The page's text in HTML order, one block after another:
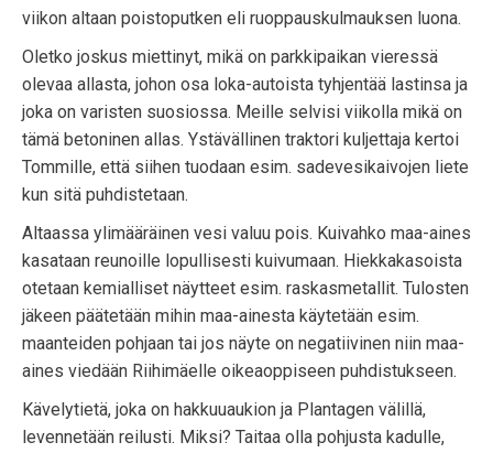
viikon altaan poistoputken eli ruoppauskulmauksen luona.
Oletko joskus miettinyt, mikä on parkkipaikan vieressä
olevaa allasta, johon osa loka-autoista tyhjentää lastinsa ja
joka on varisten suosiossa. Meille selvisi viikolla mikä on
tämä betoninen allas. Ystävällinen traktori kuljettaja kertoi
Tommille, että siihen tuodaan esim. sadevesikaivojen liete
kun sitä puhdistetaan.
Altaassa ylimääräinen vesi valuu pois. Kuivahko maa-aines
kasataan reunoille lopullisesti kuivumaan. Hiekkakasoista
otetaan kemialliset näytteet esim. raskasmetallit. Tulosten
jäkeen päätetään mihin maa-ainesta käytetään esim.
maanteiden pohjaan tai jos näyte on negatiivinen niin maa-
aines viedään Riihimäelle oikeaoppiseen puhdistukseen.
Kävelytietä, joka on hakkuuaukion ja Plantagen välillä,
levennetään reilusti. Miksi? Taitaa olla pohjusta kadulle,